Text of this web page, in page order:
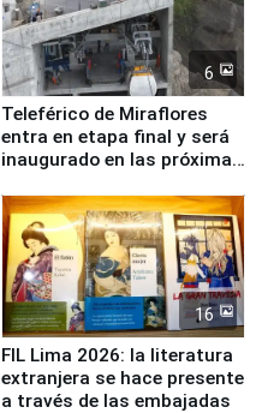
6
Teleférico de Miraflores
entra en etapa final y será
inaugurado en las próximas
16
FIL Lima 2026: la literatura
extranjera se hace presente
a través de las embajadas